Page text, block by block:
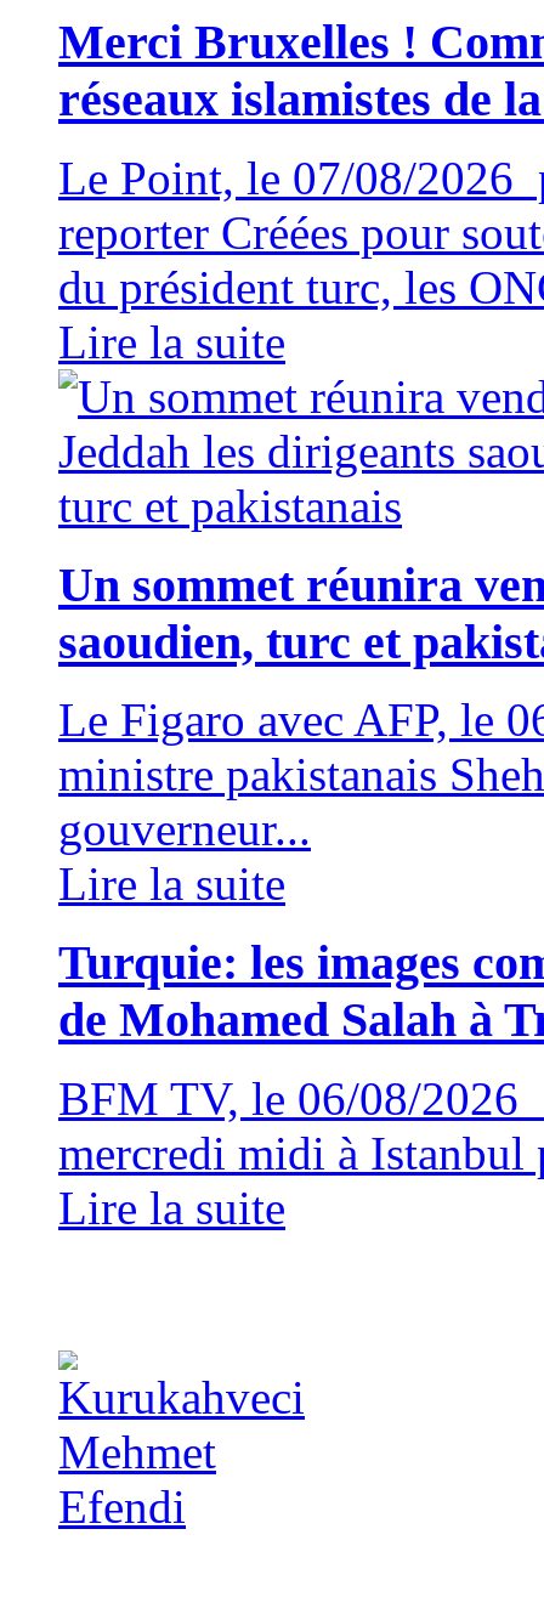
Merci Bruxelles !
réseaux islamistes de
Le Point, le 07/08/2026
reporter Créées pour
du président turc, les
Lire la suite
Un sommet réunira
saoudien, turc et
Le Figaro avec AFP,
ministre pakistanais
gouverneur...
Lire la suite
Turquie: les images
de Mohamed Salah à
BFM TV, le 06/08/
mercredi midi à Istanbul
Lire la suite